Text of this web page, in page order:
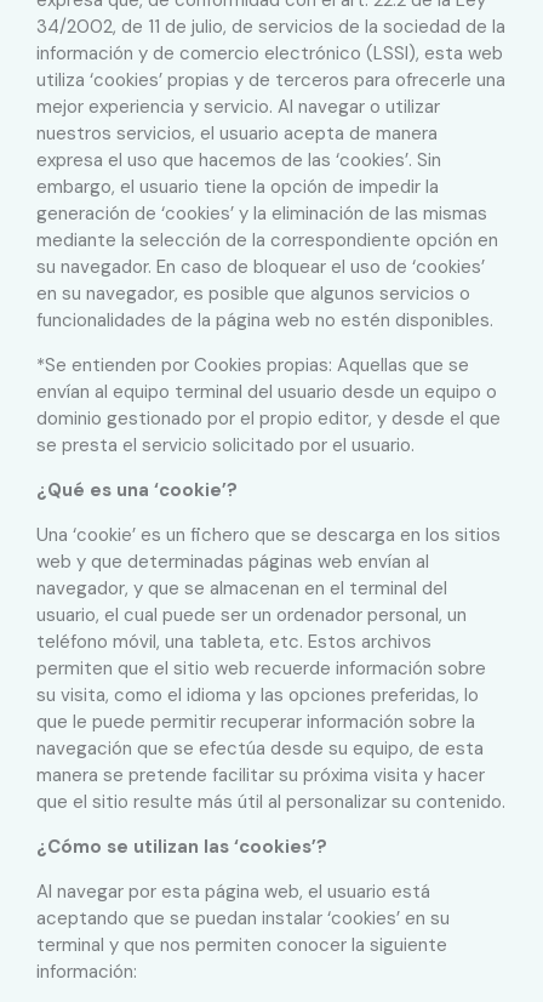
34/2002, de 11 de julio, de servicios de la sociedad de la
información y de comercio electrónico (LSSI), esta web
utiliza ‘cookies’ propias y de terceros para ofrecerle una
mejor experiencia y servicio. Al navegar o utilizar
nuestros servicios, el usuario acepta de manera
expresa el uso que hacemos de las ‘cookies’. Sin
embargo, el usuario tiene la opción de impedir la
generación de ‘cookies’ y la eliminación de las mismas
mediante la selección de la correspondiente opción en
su navegador. En caso de bloquear el uso de ‘cookies’
en su navegador, es posible que algunos servicios o
funcionalidades de la página web no estén disponibles.
*Se entienden por Cookies propias: Aquellas que se
envían al equipo terminal del usuario desde un equipo o
dominio gestionado por el propio editor, y desde el que
se presta el servicio solicitado por el usuario.
¿Qué es una ‘cookie’?
Una ‘cookie’ es un fichero que se descarga en los sitios
web y que determinadas páginas web envían al
navegador, y que se almacenan en el terminal del
usuario, el cual puede ser un ordenador personal, un
teléfono móvil, una tableta, etc. Estos archivos
permiten que el sitio web recuerde información sobre
su visita, como el idioma y las opciones preferidas, lo
que le puede permitir recuperar información sobre la
navegación que se efectúa desde su equipo, de esta
manera se pretende facilitar su próxima visita y hacer
que el sitio resulte más útil al personalizar su contenido.
¿Cómo se utilizan las ‘cookies’?
Al navegar por esta página web, el usuario está
aceptando que se puedan instalar ‘cookies’ en su
terminal y que nos permiten conocer la siguiente
información: